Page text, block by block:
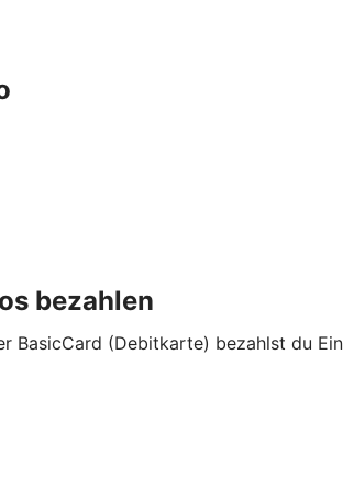
bezahlen
(Debitkarte) bezahlst du